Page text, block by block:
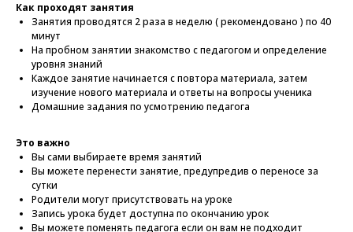
Как проходят занятия
Занятия проводятся 2 раза в неделю ( рекомендовано ) по 40
минут
На пробном занятии знакомство с педагогом и определение
уровня знаний
Каждое занятие начинается с повтора материала, затем
изучение нового материала и ответы на вопросы ученика
Домашние задания по усмотрению педагога
Это важно
Вы сами выбираете время занятий
Вы можете перенести занятие, предупредив о переносе за
сутки
Родители могут присутствовать на уроке
Запись урока будет доступна по окончанию урок
Вы можете поменять педагога если он вам не подходит